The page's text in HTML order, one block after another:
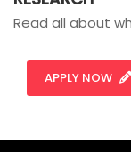
Read all about
APPLY NOW